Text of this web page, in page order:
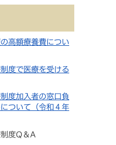
高額療養費につい
度で医療を受ける
度加入者の窓口負
ついて（令和４年
度Q＆A